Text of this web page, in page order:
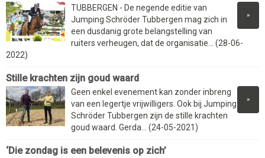
»
TUBBERGEN - De negende editie van
Jumping Schröder Tubbergen mag zich in
een dusdanig grote belangstelling van
ruiters verheugen, dat de organisatie... (28-06-
2022)
Stille krachten zijn goud waard
»
Geen enkel evenement kan zonder inbreng
van een legertje vrijwilligers. Ook bij Jumping
Schröder Tubbergen zijn de stille krachten
goud waard. Gerda... (24-05-2021)
‘Die zondag is een belevenis op zich’